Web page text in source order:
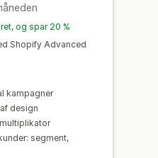
og spar 20 %
Shopify Advanced
kampagner
design
segment,